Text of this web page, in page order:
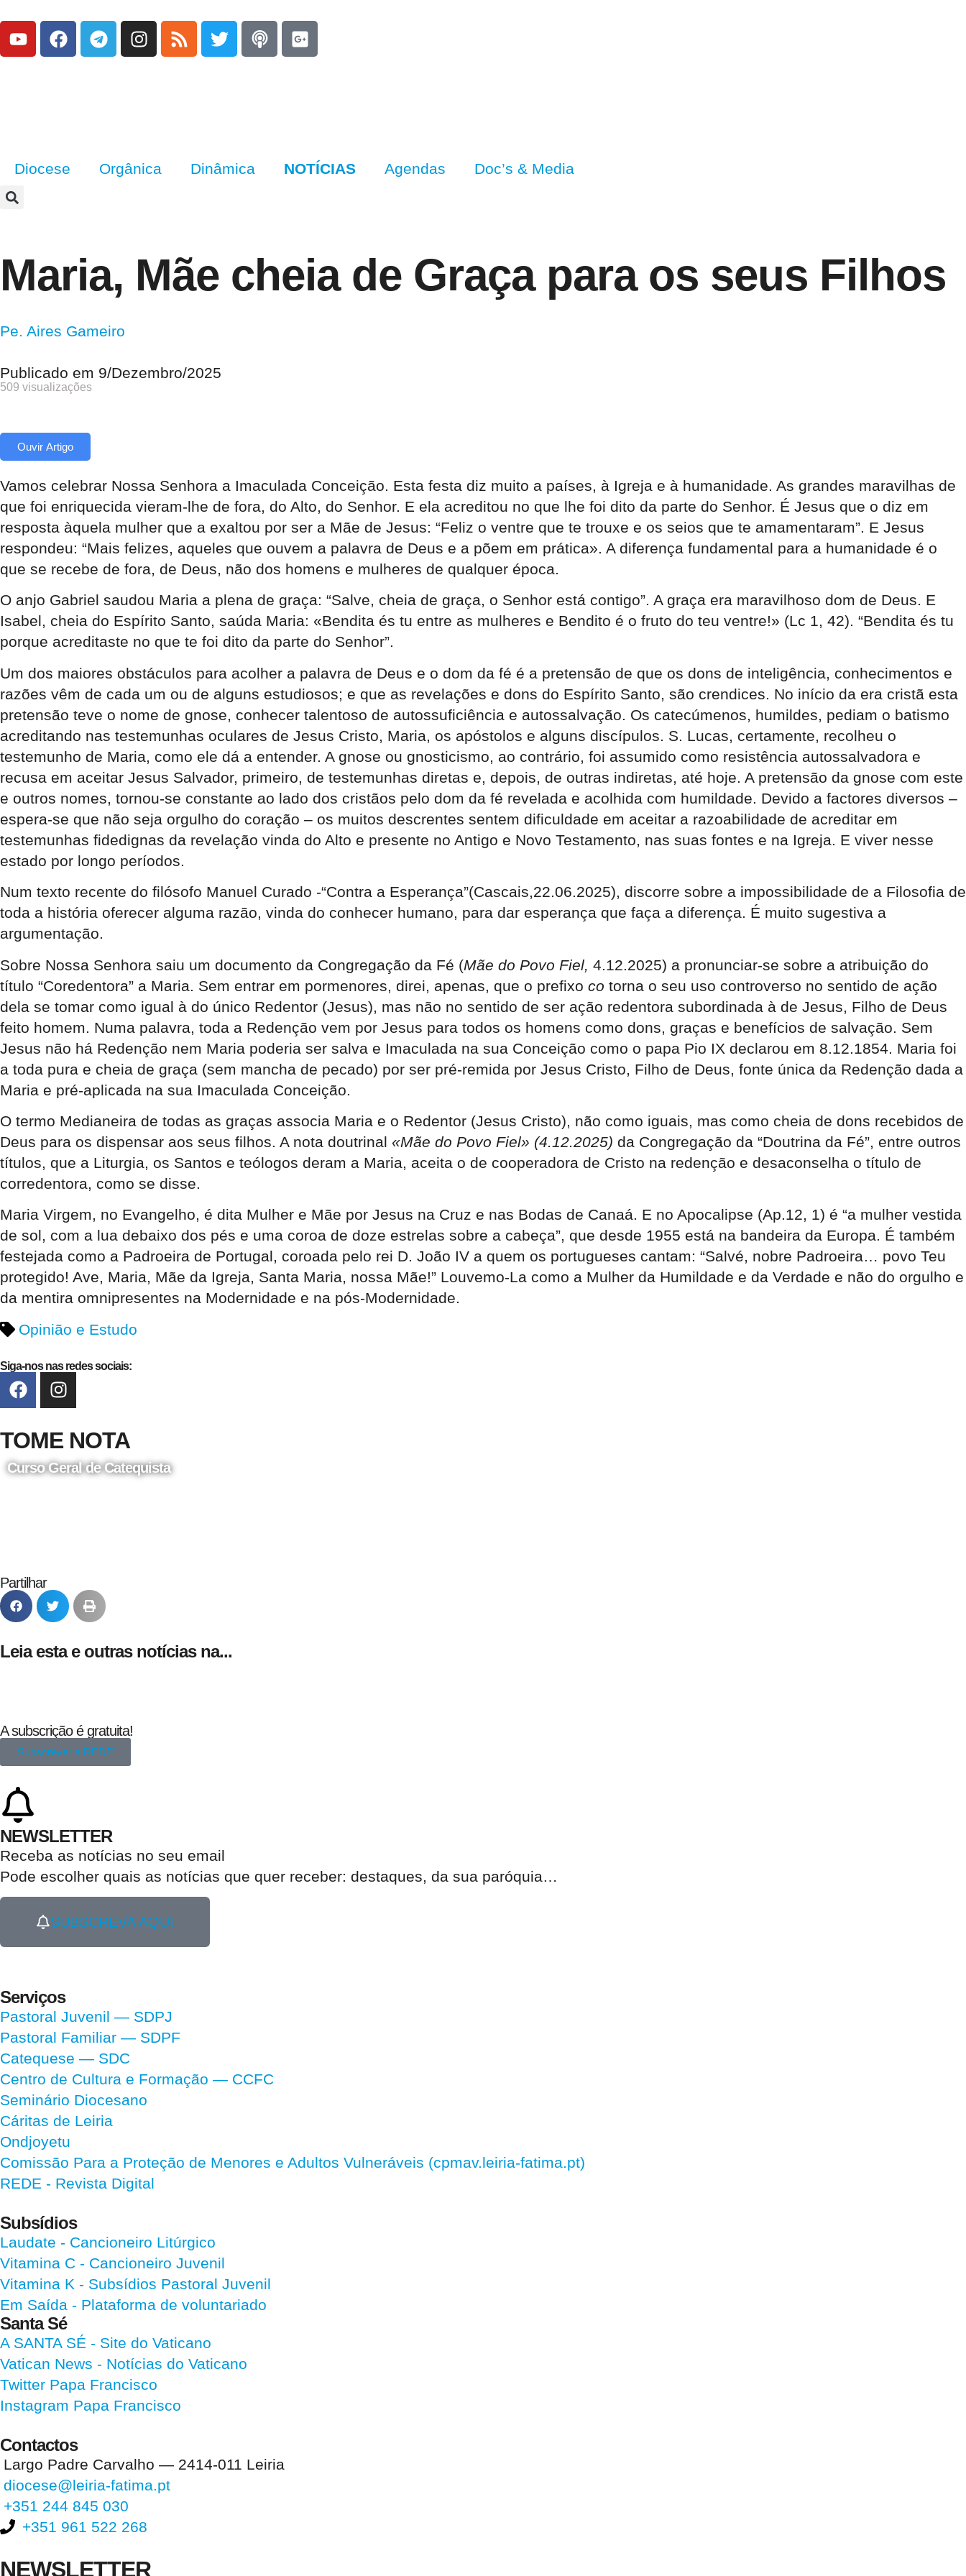
Diocese Orgânica Dinâmica NOTÍCIAS Agendas Doc’s & Media
Maria, Mãe cheia de Graça para os seus Filhos
Pe. Aires Gameiro
Publicado em 9/Dezembro/2025
509 visualizações
Ouvir Artigo
Vamos celebrar Nossa Senhora a Imaculada Conceição. Esta festa diz muito a países, à Igreja e à humanidade. As grandes maravilhas de
que foi enriquecida vieram-lhe de fora, do Alto, do Senhor. E ela acreditou no que lhe foi dito da parte do Senhor. É Jesus que o diz em
resposta àquela mulher que a exaltou por ser a Mãe de Jesus: “Feliz o ventre que te trouxe e os seios que te amamentaram”. E Jesus
respondeu: “Mais felizes, aqueles que ouvem a palavra de Deus e a põem em prática». A diferença fundamental para a humanidade é o
que se recebe de fora, de Deus, não dos homens e mulheres de qualquer época.
O anjo Gabriel saudou Maria a plena de graça: “Salve, cheia de graça, o Senhor está contigo”. A graça era maravilhoso dom de Deus. E
Isabel, cheia do Espírito Santo, saúda Maria: «Bendita és tu entre as mulheres e Bendito é o fruto do teu ventre!» (Lc 1, 42). “Bendita és tu
porque acreditaste no que te foi dito da parte do Senhor”.
Um dos maiores obstáculos para acolher a palavra de Deus e o dom da fé é a pretensão de que os dons de inteligência, conhecimentos e
razões vêm de cada um ou de alguns estudiosos; e que as revelações e dons do Espírito Santo, são crendices. No início da era cristã esta
pretensão teve o nome de gnose, conhecer talentoso de autossuficiência e autossalvação. Os catecúmenos, humildes, pediam o batismo
acreditando nas testemunhas oculares de Jesus Cristo, Maria, os apóstolos e alguns discípulos. S. Lucas, certamente, recolheu o
testemunho de Maria, como ele dá a entender. A gnose ou gnosticismo, ao contrário, foi assumido como resistência autossalvadora e
recusa em aceitar Jesus Salvador, primeiro, de testemunhas diretas e, depois, de outras indiretas, até hoje. A pretensão da gnose com este
e outros nomes, tornou-se constante ao lado dos cristãos pelo dom da fé revelada e acolhida com humildade. Devido a factores diversos –
espera-se que não seja orgulho do coração – os muitos descrentes sentem dificuldade em aceitar a razoabilidade de acreditar em
testemunhas fidedignas da revelação vinda do Alto e presente no Antigo e Novo Testamento, nas suas fontes e na Igreja. E viver nesse
estado por longo períodos.
Num texto recente do filósofo Manuel Curado -“Contra a Esperança”(Cascais,22.06.2025), discorre sobre a impossibilidade de a Filosofia de
toda a história oferecer alguma razão, vinda do conhecer humano, para dar esperança que faça a diferença. É muito sugestiva a
argumentação.
Sobre Nossa Senhora saiu um documento da Congregação da Fé (Mãe do Povo Fiel, 4.12.2025) a pronunciar-se sobre a atribuição do
título “Coredentora” a Maria. Sem entrar em pormenores, direi, apenas, que o prefixo co torna o seu uso controverso no sentido de ação
dela se tomar como igual à do único Redentor (Jesus), mas não no sentido de ser ação redentora subordinada à de Jesus, Filho de Deus
feito homem. Numa palavra, toda a Redenção vem por Jesus para todos os homens como dons, graças e benefícios de salvação. Sem
Jesus não há Redenção nem Maria poderia ser salva e Imaculada na sua Conceição como o papa Pio IX declarou em 8.12.1854. Maria foi
a toda pura e cheia de graça (sem mancha de pecado) por ser pré-remida por Jesus Cristo, Filho de Deus, fonte única da Redenção dada a
Maria e pré-aplicada na sua Imaculada Conceição.
O termo Medianeira de todas as graças associa Maria e o Redentor (Jesus Cristo), não como iguais, mas como cheia de dons recebidos de
Deus para os dispensar aos seus filhos. A nota doutrinal «Mãe do Povo Fiel» (4.12.2025) da Congregação da “Doutrina da Fé”, entre outros
títulos, que a Liturgia, os Santos e teólogos deram a Maria, aceita o de cooperadora de Cristo na redenção e desaconselha o título de
corredentora, como se disse.
Maria Virgem, no Evangelho, é dita Mulher e Mãe por Jesus na Cruz e nas Bodas de Canaá. E no Apocalipse (Ap.12, 1) é “a mulher vestida
de sol, com a lua debaixo dos pés e uma coroa de doze estrelas sobre a cabeça”, que desde 1955 está na bandeira da Europa. É também
festejada como a Padroeira de Portugal, coroada pelo rei D. João IV a quem os portugueses cantam: “Salvé, nobre Padroeira… povo Teu
protegido! Ave, Maria, Mãe da Igreja, Santa Maria, nossa Mãe!” Louvemo-La como a Mulher da Humildade e da Verdade e não do orgulho e
da mentira omnipresentes na Modernidade e na pós-Modernidade.
Opinião e Estudo
Siga-nos nas redes sociais:
TOME NOTA
Curso Geral de Catequista
Partilhar
Leia esta e outras notícias na...
A subscrição é gratuita!
Subscrever a REDE
NEWSLETTER
Receba as notícias no seu email​
Pode escolher quais as notícias que quer receber: destaques, da sua paróquia…
SUBSCREVA AQUI
Serviços
Pastoral Juvenil — SDPJ
Pastoral Familiar — SDPF
Catequese — SDC
Centro de Cultura e Formação — CCFC
Seminário Diocesano
Cáritas de Leiria
Ondjoyetu
Comissão Para a Proteção de Menores e Adultos Vulneráveis (cpmav.leiria-fatima.pt)
REDE - Revista Digital
Subsídios
Laudate - Cancioneiro Litúrgico
Vitamina C - Cancioneiro Juvenil
Vitamina K - Subsídios Pastoral Juvenil
Em Saída - Plataforma de voluntariado
Santa Sé
A SANTA SÉ - Site do Vaticano
Vatican News - Notícias do Vaticano
Twitter Papa Francisco
Instagram Papa Francisco
Contactos
Largo Padre Carvalho — 2414-011 Leiria
diocese@leiria-fatima.pt
+351 244 845 030
+351 961 522 268
NEWSLETTER